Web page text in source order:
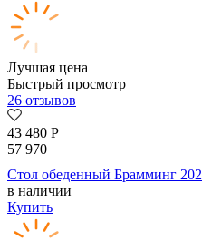
Лучшая цена
Быстрый просмотр
26 отзывов
43 480 Р
57 970
Стол обеденный Брамминг 202
в наличии
Купить